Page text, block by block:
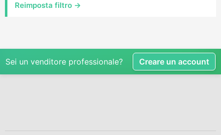
Reimposta filtro →
Sei un venditore professionale? Creare un account